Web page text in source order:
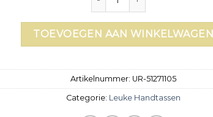
TOEVOEGEN AAN WINKELWAGEN
Artikelnummer: UR-51271105
Categorie: Leuke Handtassen